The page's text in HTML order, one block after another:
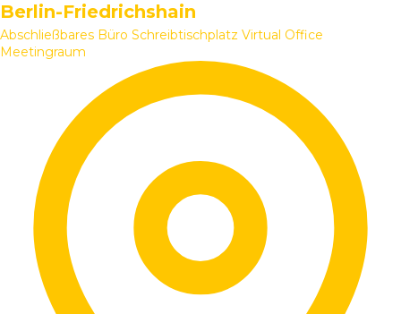
Berlin-Friedrichshain
Abschließbares Büro Schreibtischplatz Virtual Office
Meetingraum